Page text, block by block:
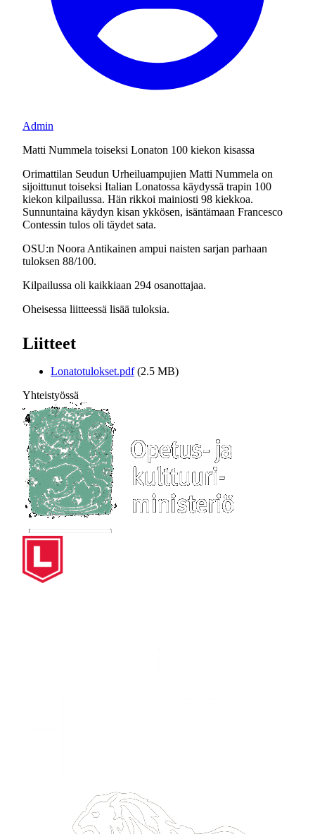
Admin
Matti Nummela toiseksi Lonaton 100 kiekon kisassa
Orimattilan Seudun Urheiluampujien Matti Nummela on
sijoittunut toiseksi Italian Lonatossa käydyssä trapin 100
kiekon kilpailussa. Hän rikkoi mainiosti 98 kiekkoa.
Sunnuntaina käydyn kisan ykkösen, isäntämaan Francesco
Contessin tulos oli täydet sata.
OSU:n Noora Antikainen ampui naisten sarjan parhaan
tuloksen 88/100.
Kilpailussa oli kaikkiaan 294 osanottajaa.
Oheisessa liitteessä lisää tuloksia.
Liitteet
Lonatotulokset.pdf (2.5 MB)
Yhteistyössä